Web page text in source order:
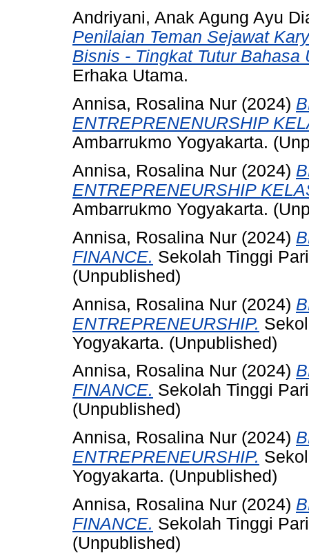
Andriyani, Anak Agung Ayu
Penilaian Teman Sejawat
Bisnis - Tingkat Tutur
Erhaka Utama.
Annisa, Rosalina Nur (2024)
ENTREPRENENURSHIP
Ambarrukmo Yogyakarta.
Annisa, Rosalina Nur (2024)
ENTREPRENEURSHIP
Ambarrukmo Yogyakarta.
Annisa, Rosalina Nur (2024)
FINANCE. Sekolah Tinggi
(Unpublished)
Annisa, Rosalina Nur (2024)
ENTREPRENEURSHIP.
Yogyakarta. (Unpublished)
Annisa, Rosalina Nur (2024)
FINANCE. Sekolah Tinggi
(Unpublished)
Annisa, Rosalina Nur (2024)
ENTREPRENEURSHIP.
Yogyakarta. (Unpublished)
Annisa, Rosalina Nur (2024)
FINANCE. Sekolah Tinggi
(Unpublished)